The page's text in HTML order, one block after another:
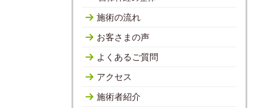
施術の流れ
お客さまの声
よくあるご質問
アクセス
施術者紹介